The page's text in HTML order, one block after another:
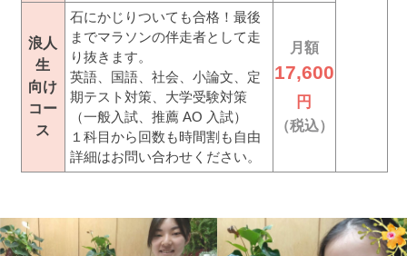
浪人
生
向け
コー
ス
石にかじりついても合格！最後
までマラソンの伴走者として走
り抜きます。
英語、国語、社会、小論文、定
期テスト対策、大学受験対策
（一般入試、推薦 AO 入試）
１科目から回数も時間割も自由
詳細はお問い合わせください。
月額
17,600
円
（税込）